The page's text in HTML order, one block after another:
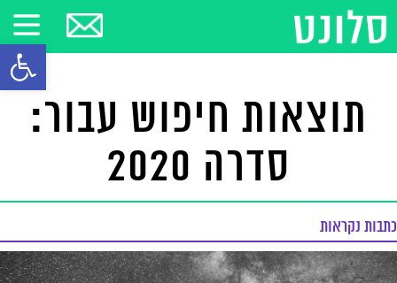
פתח
תוצאות חיפוש עבור:
סדרה 2020
כתבות נקראות